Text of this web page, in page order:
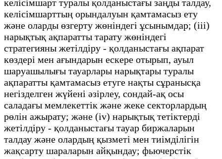
келісімшарт туралы қолданыстағы заңды талдау,
келісімшарттың орындалуын қамтамасыз ету
және оларды өзгерту жөніндегі ұсынымдар; (iii)
нарықтық ақпаратты тарату жөніндегі
стратегияны жетілдіру - қолданыстағы ақпарат
көздері мен ағындарын ескере отырып, ауыл
шаруашылығы тауарлары нарықтары туралы
ақпаратты қамтамасыз етуге нақты сұранысқа
негізделген жүйені әзірлеу, сондай-ақ осы
саладағы мемлекеттік және жеке секторлардың
рөлін ажырату; және (iv) нарықтық тетіктерді
жетілдіру - қолданыстағы тауар биржаларын
талдау және олардың қызметі мен тиімділігін
жақсарту шараларын айқындау; фьючерстік